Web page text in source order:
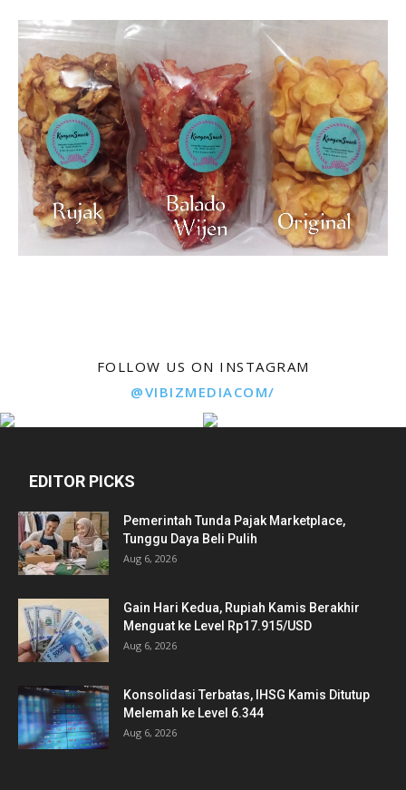
FOLLOW US ON INSTAGRAM
@VIBIZMEDIACOM/
EDITOR PICKS
Pemerintah Tunda Pajak Marketplace,
Tunggu Daya Beli Pulih
Aug 6, 2026
Gain Hari Kedua, Rupiah Kamis Berakhir
Menguat ke Level Rp17.915/USD
Aug 6, 2026
Konsolidasi Terbatas, IHSG Kamis Ditutup
Melemah ke Level 6.344
Aug 6, 2026